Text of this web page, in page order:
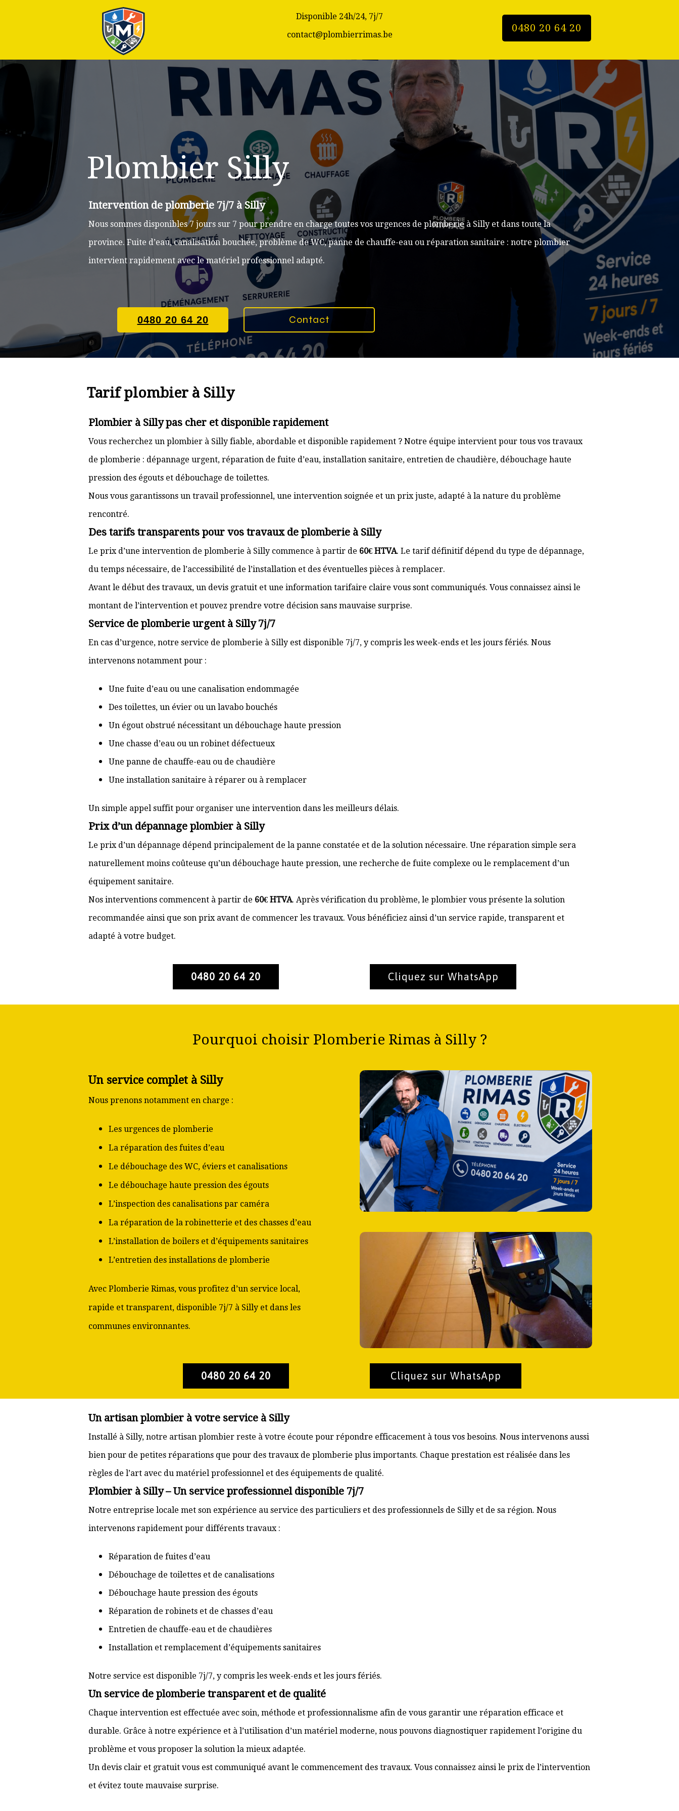
0480 20 64 20
Disponible 24h/24, 7j/7
contact@plombierrimas.be
Plombier Silly
Intervention de plomberie 7j/7 à Silly
Nous sommes disponibles 7 jours sur 7 pour prendre en charge toutes vos urgences de plomberie à Silly et dans toute la
province. Fuite d’eau, canalisation bouchée, problème de WC, panne de chauffe-eau ou réparation sanitaire : notre plombier
intervient rapidement avec le matériel professionnel adapté.
0480 20 64 20 Contact
Tarif plombier à Silly
Plombier à Silly pas cher et disponible rapidement
Vous recherchez un plombier à Silly fiable, abordable et disponible rapidement ? Notre équipe intervient pour tous vos travaux
de plomberie : dépannage urgent, réparation de fuite d’eau, installation sanitaire, entretien de chaudière, débouchage haute
pression des égouts et débouchage de toilettes.
Nous vous garantissons un travail professionnel, une intervention soignée et un prix juste, adapté à la nature du problème
rencontré.
Des tarifs transparents pour vos travaux de plomberie à Silly
Le prix d’une intervention de plomberie à Silly commence à partir de 60€ HTVA. Le tarif définitif dépend du type de dépannage,
du temps nécessaire, de l’accessibilité de l’installation et des éventuelles pièces à remplacer.
Avant le début des travaux, un devis gratuit et une information tarifaire claire vous sont communiqués. Vous connaissez ainsi le
montant de l’intervention et pouvez prendre votre décision sans mauvaise surprise.
Service de plomberie urgent à Silly 7j/7
En cas d’urgence, notre service de plomberie à Silly est disponible 7j/7, y compris les week-ends et les jours fériés. Nous
intervenons notamment pour :
Une fuite d’eau ou une canalisation endommagée
Des toilettes, un évier ou un lavabo bouchés
Un égout obstrué nécessitant un débouchage haute pression
Une chasse d’eau ou un robinet défectueux
Une panne de chauffe-eau ou de chaudière
Une installation sanitaire à réparer ou à remplacer
Un simple appel suffit pour organiser une intervention dans les meilleurs délais.
Prix d’un dépannage plombier à Silly
Le prix d’un dépannage dépend principalement de la panne constatée et de la solution nécessaire. Une réparation simple sera
naturellement moins coûteuse qu’un débouchage haute pression, une recherche de fuite complexe ou le remplacement d’un
équipement sanitaire.
Nos interventions commencent à partir de 60€ HTVA. Après vérification du problème, le plombier vous présente la solution
recommandée ainsi que son prix avant de commencer les travaux. Vous bénéficiez ainsi d’un service rapide, transparent et
adapté à votre budget.
0480 20 64 20 Cliquez sur WhatsApp
Pourquoi choisir Plomberie Rimas à Silly ?
Un service complet à Silly
Nous prenons notamment en charge :
Les urgences de plomberie
La réparation des fuites d’eau
Le débouchage des WC, éviers et canalisations
Le débouchage haute pression des égouts
L’inspection des canalisations par caméra
La réparation de la robinetterie et des chasses d’eau
L’installation de boilers et d’équipements sanitaires
L’entretien des installations de plomberie
Avec Plomberie Rimas, vous profitez d’un service local,
rapide et transparent, disponible 7j/7 à Silly et dans les
communes environnantes.
0480 20 64 20 Cliquez sur WhatsApp
Un artisan plombier à votre service à Silly
Installé à Silly, notre artisan plombier reste à votre écoute pour répondre efficacement à tous vos besoins. Nous intervenons aussi
bien pour de petites réparations que pour des travaux de plomberie plus importants. Chaque prestation est réalisée dans les
règles de l’art avec du matériel professionnel et des équipements de qualité.
Plombier à Silly – Un service professionnel disponible 7j/7
Notre entreprise locale met son expérience au service des particuliers et des professionnels de Silly et de sa région. Nous
intervenons rapidement pour différents travaux :
Réparation de fuites d’eau
Débouchage de toilettes et de canalisations
Débouchage haute pression des égouts
Réparation de robinets et de chasses d’eau
Entretien de chauffe-eau et de chaudières
Installation et remplacement d’équipements sanitaires
Notre service est disponible 7j/7, y compris les week-ends et les jours fériés.
Un service de plomberie transparent et de qualité
Chaque intervention est effectuée avec soin, méthode et professionnalisme afin de vous garantir une réparation efficace et
durable. Grâce à notre expérience et à l’utilisation d’un matériel moderne, nous pouvons diagnostiquer rapidement l’origine du
problème et vous proposer la solution la mieux adaptée.
Un devis clair et gratuit vous est communiqué avant le commencement des travaux. Vous connaissez ainsi le prix de l’intervention
et évitez toute mauvaise surprise.